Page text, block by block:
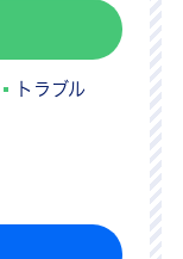
トラブル